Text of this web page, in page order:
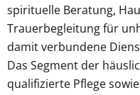
spirituelle Beratung,
Trauerbegleitung für
damit verbundene
Das Segment der
qualifizierte Pflege